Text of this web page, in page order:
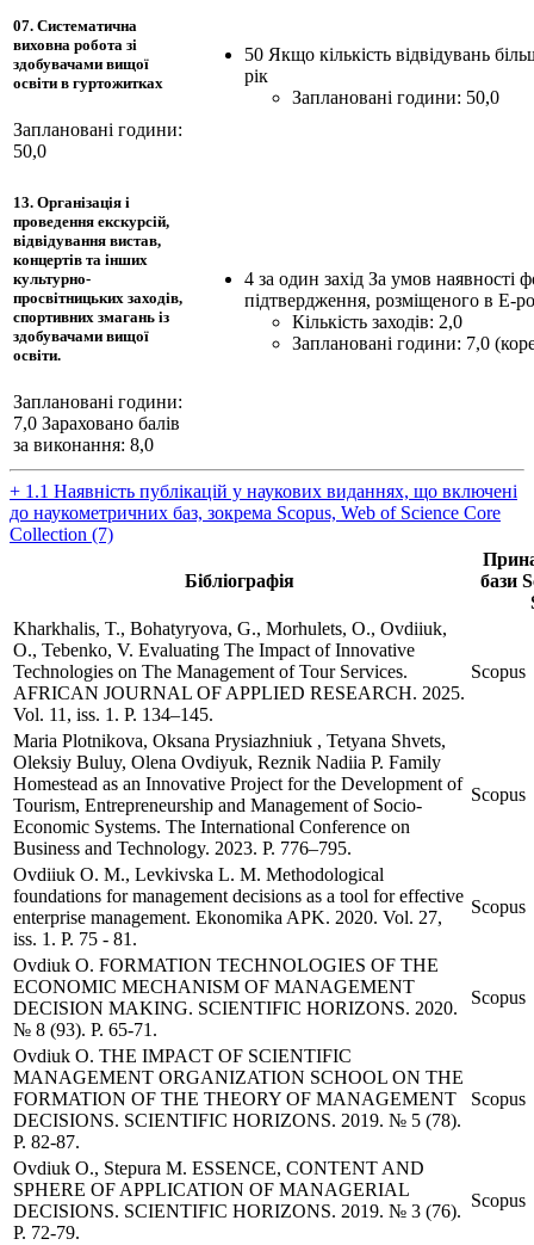
07. Систематична
виховна робота зі
здобувачами вищої
освіти в гуртожитках
Заплановані години:
50,0
50 Якщо кількість відвідувань
рік
Заплановані години: 50,0
13. Організація і
проведення екскурсій,
відвідування вистав,
концертів та інших
культурно-
просвітницьких заходів,
спортивних змагань із
здобувачами вищої
освіти.
Заплановані години:
7,0 Зараховано балів
за виконання: 8,0
4 за один захід За умов наявності
підтвердження, розміщеного в Е-
Кількість заходів: 2,0
Заплановані години: 7,0
+ 1.1 Наявність публікацій у наукових виданнях, що включені
до наукометричних баз, зокрема Scopus, Web of Science Core
Collection (7)
Бібліографія
бази
Kharkhalis, T., Bohatyryova, G., Morhulets, O., Ovdiiuk,
O., Tebenko, V. Evaluating The Impact of Innovative
Technologies on The Management of Tour Services.
AFRICAN JOURNAL OF APPLIED RESEARCH. 2025.
Vol. 11, iss. 1. P. 134–145.
Scopus
Maria Plotnikova, Oksana Prysiazhniuk , Tetyana Shvets,
Oleksiy Buluy, Olena Ovdiyuk, Reznik Nadiia P. Family
Homestead as an Innovative Project for the Development of
Tourism, Entrepreneurship and Management of Socio-
Economic Systems. The International Conference on
Business and Technology. 2023. P. 776–795.
Scopus
Ovdiiuk O. M., Levkivska L. M. Methodological
foundations for management decisions as a tool for effective
enterprise management. Ekonomika APK. 2020. Vol. 27,
iss. 1. P. 75 - 81.
Scopus
Ovdiuk O. FORMATION TECHNOLOGIES OF THE
ECONOMIC MECHANISM OF MANAGEMENT
DECISION MAKING. SCIENTIFIC HORIZONS. 2020.
№ 8 (93). P. 65-71.
Scopus
Ovdiuk O. THE IMPACT OF SCIENTIFIC
MANAGEMENT ORGANIZATION SCHOOL ON THE
FORMATION OF THE THEORY OF MANAGEMENT
DECISIONS. SCIENTIFIC HORIZONS. 2019. № 5 (78).
P. 82-87.
Scopus
Ovdiuk O., Stepura M. ESSENCE, CONTENT AND
SPHERE OF APPLICATION OF MANAGERIAL
DECISIONS. SCIENTIFIC HORIZONS. 2019. № 3 (76).
P. 72-79.
Scopus